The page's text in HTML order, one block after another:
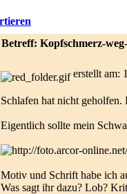
Betreff: Kopfschmerz-
erstellt am:
Schlafen hat nicht
Eigentlich sollte mein
Motiv und Schrift habe ich
Was sagt ihr dazu? Lob?